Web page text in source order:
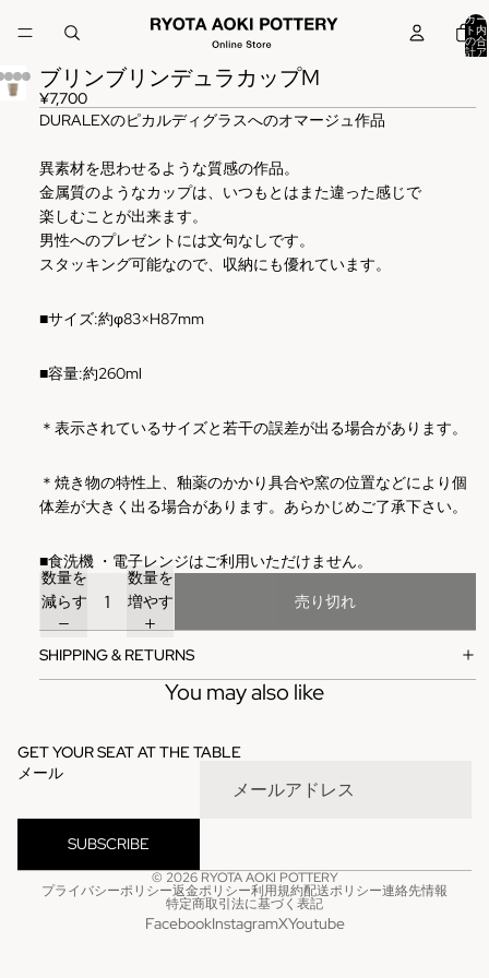
カー
ト内
の合
計ア
ブリンブリンデュラカップM
¥7,700
DURALEXのピカルディグラスへのオマージュ作品
異素材を思わせるような質感の作品。
金属質のようなカップは、いつもとはまた違った感じで
楽しむことが出来ます。
男性へのプレゼントには文句なしです。
スタッキング可能なので、収納にも優れています。
■サイズ:約φ83×H87mm
■容量:約260ml
＊表示されているサイズと若干の誤差が出る場合があります。
＊焼き物の特性上、釉薬のかかり具合や窯の位置などにより個
体差が大きく出る場合があります。あらかじめご了承下さい。
■食洗機 ・電子レンジはご利用いただけません。
数量を
減らす
数量を
増やす
売り切れ
SHIPPING & RETURNS
You may also like
GET YOUR SEAT AT THE TABLE
メール
SUBSCRIBE
© 2026 RYOTA AOKI POTTERY
プライバシーポリシー返金ポリシー利用規約配送ポリシー連絡先情報
特定商取引法に基づく表記
FacebookInstagramXYoutube